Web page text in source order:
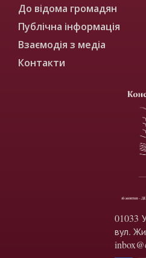
До відома громадян
Публічна інформація
Взаємодія з медіа
Контакти
01033
вул.